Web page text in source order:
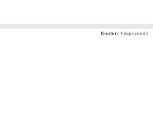
Knoten: hisqis-prod1